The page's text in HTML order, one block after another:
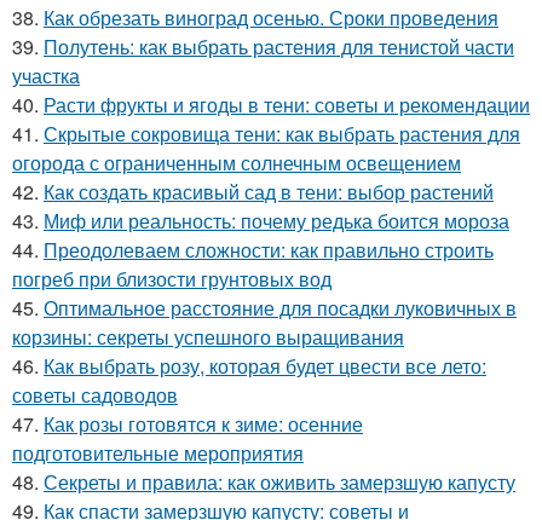
38. Как обрезать виноград осенью. Сроки проведения
39. Полутень: как выбрать растения для тенистой части
участка
40. Расти фрукты и ягоды в тени: советы и рекомендации
41. Скрытые сокровища тени: как выбрать растения для
огорода с ограниченным солнечным освещением
42. Как создать красивый сад в тени: выбор растений
43. Миф или реальность: почему редька боится мороза
44. Преодолеваем сложности: как правильно строить
погреб при близости грунтовых вод
45. Оптимальное расстояние для посадки луковичных в
корзины: секреты успешного выращивания
46. Как выбрать розу, которая будет цвести все лето:
советы садоводов
47. Как розы готовятся к зиме: осенние
подготовительные мероприятия
48. Секреты и правила: как оживить замерзшую капусту
49. Как спасти замерзшую капусту: советы и